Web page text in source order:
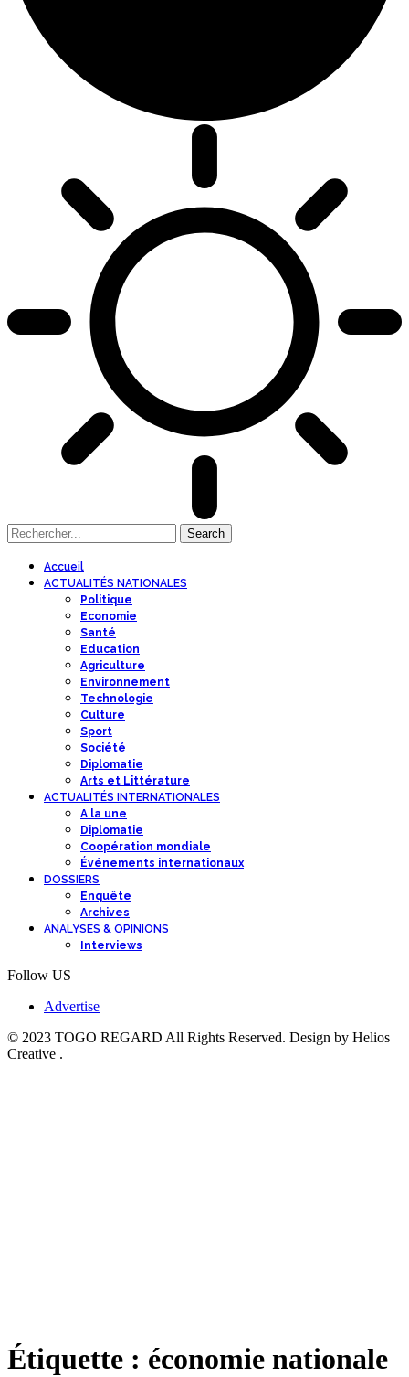
Accueil
ACTUALITÉS NATIONALES
Politique
Economie
Santé
Education
Agriculture
Environnement
Technologie
Culture
Sport
Société
Diplomatie
Arts et Littérature
ACTUALITÉS INTERNATIONALES
A la une
Diplomatie
Coopération mondiale
Événements internationaux
DOSSIERS
Enquête
Archives
ANALYSES & OPINIONS
Interviews
Follow US
Advertise
© 2023 TOGO REGARD All Rights Reserved. Design by Helios
Creative .
Étiquette : économie nationale